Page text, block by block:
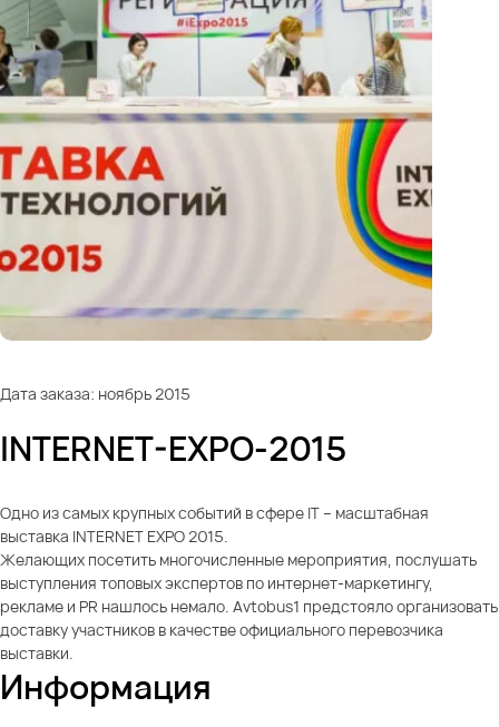
Дата заказа: ноябрь 2015
INTERNET-EXPO-2015
Одно из самых крупных событий в сфере IT – масштабная
выставка INTERNET EXPO 2015.
Желающих посетить многочисленные мероприятия, послушать
выступления топовых экспертов по интернет-маркетингу,
рекламе и PR нашлось немало. Avtobus1 предстояло организовать
доставку участников в качестве официального перевозчика
выставки.
Информация